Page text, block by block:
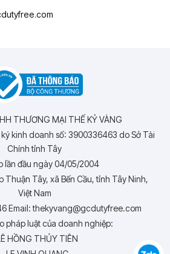
THƯƠNG MẠI THẾ KỶ VÀNG
kinh doanh số: 3900336463 do Sở Tài
Chính tỉnh Tây
lần đầu ngày 04/05/2004
Thuận Tây, xã Bến Cầu, tỉnh Tây Ninh,
Việt Nam
Email: thekyvang@gcdutyfree.com
pháp luật của doanh nghiệp:
HỒNG THỦY TIÊN